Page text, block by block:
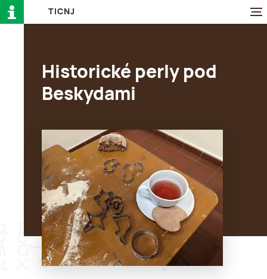
TI CN J
Historické perly pod
Beskydami